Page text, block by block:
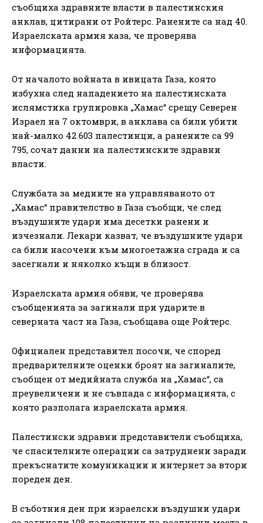
съобщиха здравните власти в палестинския
анклав, цитирани от Ройтерс. Ранените са над 40.
Израелската армия каза, че проверява
информацията.
От началото войната в ивицата Газа, която
избухна след нападението на палестинската
ислямстика групировка „Хамас“ срещу Северен
Израел на 7 октомври, в анклава са били убити
най-малко 42 603 палестинци, а ранените са 99
795, сочат данни на палестинските здравни
власти.
Службата за медиите на управляваното от
„Хамас“ правителство в Газа съобщи, че след
въздушните удари има десетки ранени и
изчезнали. Лекари казват, че въздушните удари
са били насочени към многоетажна сграда и са
засегнали и няколко къщи в близост.
Израелската армия обяви, че проверява
съобщенията за загинали при ударите в
северната част на Газа, съобщава още Ройтерс.
Официален представител посочи, че според
предварителните оценки броят на загиналите,
съобщен от медийната служба на „Хамас“, са
преувеличени и не съвпада с информацията, с
която разполага израелската армия.
Палестински здравни представители съобщиха,
че спасителните операции са затруднени заради
прекъснатите комуникации и интернет за втори
пореден ден.
В съботния ден при израелски въздушни удари